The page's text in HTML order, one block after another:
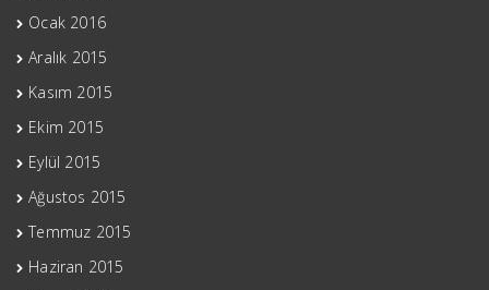
Ocak 2016
Aralık 2015
Kasım 2015
Ekim 2015
Eylül 2015
Ağustos 2015
Temmuz 2015
Haziran 2015